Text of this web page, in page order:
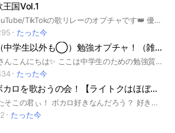
とかしたい！ まぁメインアイコンとかや
こよ？ほんとにこよ？🈂️終了するらしい
し
国Vol.1
【公式】 YouTube/TikTokの歌リレーのオプチャです👑 優里ちゃんねる出演‼️ 創設者 はるよよ スピナ 歌のテスト
たった今
中1〜中3（中学生以外も◯）勉強オプチャ！（雑談OK）
中学生の皆さんこんにちは✨ ここは中学生のための勉強質問部屋です！ 今年度も新中１の皆さん、新しく中２となった皆さん、そして受験生となった皆さん、よろしくお願いします🙇‍♀️ わからない問題があったら五教科、副教科についての質問、どちらでも気軽にしてください！！ 雑談もOKですので是非ここを楽しんでくださいね！ 教えてくださる方急募中！ 「教え方」→解答だけでなく、何故そうなったのかや、考え方を示してくれると嬉しいです🙂‍↕️ ここに入るのが2回目以降の方はアイコンを1回目と同じものを使ってくれると幸いです。(できるだけメンバー皆さんと仲良くなりたいので、アイコンと名前を一緒に覚えたいです…🫠) 《⚠️注意事項⚠️》 入ったらまず「大事なノート」でルールの確認をお願いします ※即抜けはOK 宣伝は禁止です！ 《🙋対象の人🙋》 主に中学生(中学生以外ももちろんOK！) 高校の勉強用のサブオプもあるよ〜！ #勉強 #五教科 #副教科 #質問OK #雑談 #中学生 #国語 #数学 #理科 #英語 #社会
たった今
ボイメでボカロを歌おうの会！【ライトクはほぼ毎日してます！】
今目があったそこの君ぃ！ ボカロ好きなんだろう？ 好きなボカロを歌ったり、語ったりするところだよ！ 年齢も性別も関係ありません！ 年上だとか、歌上手だからとか言ってイキらないでください！ ライブトークまぁまぁやってます！ 歌リレーとかもぜひ！ 雑談もたくさんしてください！ あとこのオプマジ副官さんの浮上多くて荒らしは荒らしと分かったら大抵一瞬で蹴られてます！（治安いいってことよ！） ⚠︎注意 OK 大丈夫なこと 様子見等 お絵描き ーーーーーーーーーーーーーーーーーーー NG ダメなこと 歌うことの強制 みんながボカロや歌を嫌いになったりしないために歌の強制は絶対にやめてください。 人が嫌になることを言う トレス絵の自作発言 個人情報（電話番号、住所、本名、）などを書く、言う、 顔の写真送る（まじで危ない） 関係ないオープンチャットの宣伝 荒らし 下ネタ 暴言 悪意のある名前にすること（下ネタとして受け取れる名前等） ーーーーーーーーーーーーーーーーーーー 上のルールを守れない人は管理者や共同管理者が注意したり、ひどい場合は強制退会させます。 主のたどは超絶インキャでガラスのハート❤️で歌下手で嘘つき🤥🤥で低浮上ですが傷つきやすいので優しくしてください♡ 即抜けは…悲しいので、控えてください。（ ; ; ） 《このオプにとってはものすっっっごい嬉しい報告》 2025年4月30日にこのオープンチャットは一周年を迎えました‼︎🎉😮 一年たっても、人数が伸び続けていて過疎ることがないオープンチャットです！ 2026年！4月！30日に！このオプは何と二周年を迎えました‼︎ あと少しで900人！今が入りどきだよ！ 毎日楽しいよ〜！ 24/04/27 オプチャ開設 24/05/26 100人突破💯 24/12/13 200人突破🎉 25/04/01 300人突破🥳 25/06/15 400人突破🎊 25/09/08 500人突破👏 25/12/01 600人突破🥂 26/01/17 700人突破🎈 26/03/13 800人突破🎁 26/05/08 900人突破🎂 【出戻りさんへお知らせ📢】 5月24日にルールが大幅に変更しました。 今一度大事なノートを確認してね。 #ボーカロイド #イラスト
たった今